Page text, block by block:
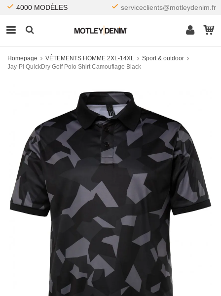
4000 MODÈLES serviceclients@motleydenim.fr
Homepage VÊTEMENTS HOMME 2XL-14XL
Sport & outdoor
Jay-Pi QuickDry Golf Polo Shirt Camouflage Black